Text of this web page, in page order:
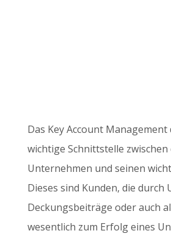
Das Key Account Management
wichtige Schnittstelle zwischen
Unternehmen und seinen
Dieses sind Kunden, die durch
Deckungsbeiträge oder auch
wesentlich zum Erfolg eines